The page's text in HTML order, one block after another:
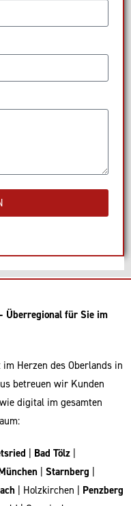
Überregional für Sie im
Herzen des Oberlands in
betreuen wir Kunden
digital im gesamten
Bad Tölz
Starnberg
| Holzkirchen | Penzberg